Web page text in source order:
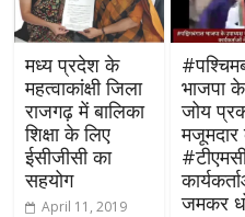
मध्य प्रदेश के
महत्वाकांक्षी जिला
राजगढ़ में बालिका
शिक्षा के लिए
ईसीजीसी का
सहयोग
April 11, 2019
भाजपा के
जोय
मजूमदार
जमकर